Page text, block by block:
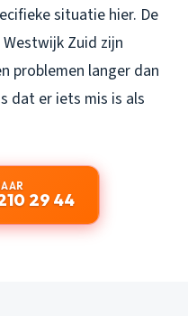
situatie hier. De
Zuid zijn
problemen langer dan
dat er iets mis is als
29 44